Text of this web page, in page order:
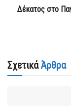
Δέκατος στο
ΣχετικάΆρθρα